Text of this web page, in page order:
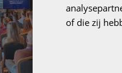
of die zij